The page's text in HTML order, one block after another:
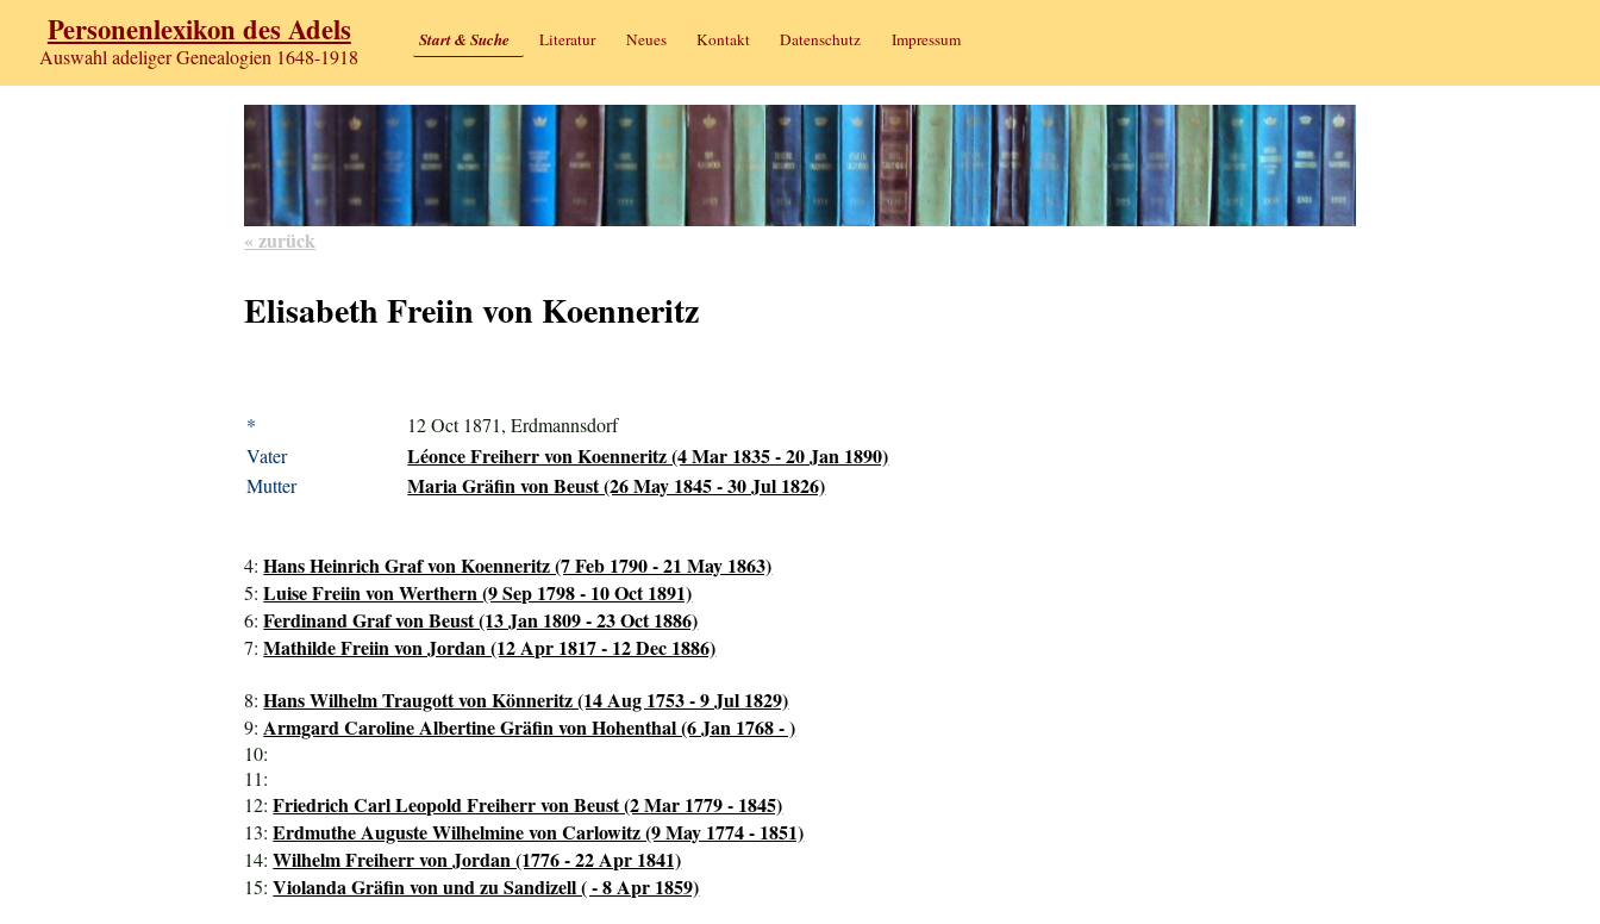
Personenlexikon des Adels
Auswahl adeliger Genealogien 1648-1918
Start & Suche Literatur Neues Kontakt Datenschutz Impressum
« zurück
Elisabeth Freiin von Koenneritz
*
12 Oct 1871, Erdmannsdorf
Vater
Léonce Freiherr von Koenneritz (4 Mar 1835 - 20 Jan 1890)
Mutter Maria Gräfin von Beust (26 May 1845 - 30 Jul 1826)
4:Hans Heinrich Graf von Koenneritz (7 Feb 1790 - 21 May 1863)
5:Luise Freiin von Werthern (9 Sep 1798 - 10 Oct 1891)
6:Ferdinand Graf von Beust (13 Jan 1809 - 23 Oct 1886)
7:Mathilde Freiin von Jordan (12 Apr 1817 - 12 Dec 1886)
8:Hans Wilhelm Traugott von Könneritz (14 Aug 1753 - 9 Jul 1829)
9:Armgard Caroline Albertine Gräfin von Hohenthal (6 Jan 1768 - )
10:
11:
12:Friedrich Carl Leopold Freiherr von Beust (2 Mar 1779 - 1845)
13:Erdmuthe Auguste Wilhelmine von Carlowitz (9 May 1774 - 1851)
14:Wilhelm Freiherr von Jordan (1776 - 22 Apr 1841)
15:Violanda Gräfin von und zu Sandizell ( - 8 Apr 1859)